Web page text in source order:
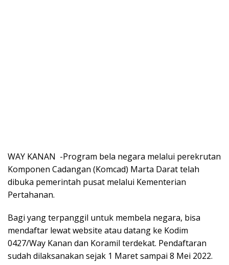
WAY KANAN -Program bela negara melalui perekrutan
Komponen Cadangan (Komcad) Marta Darat telah
dibuka pemerintah pusat melalui Kementerian
Pertahanan.
Bagi yang terpanggil untuk membela negara, bisa
mendaftar lewat website atau datang ke Kodim
0427/Way Kanan dan Koramil terdekat. Pendaftaran
sudah dilaksanakan sejak 1 Maret sampai 8 Mei 2022.